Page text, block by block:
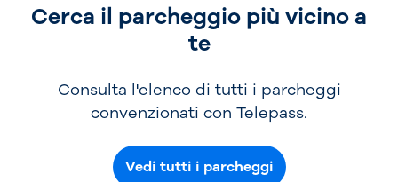
Cerca il parcheggio più vicino a
te
Consulta l'elenco di tutti i parcheggi
convenzionati con Telepass.
Vedi tutti i parcheggi